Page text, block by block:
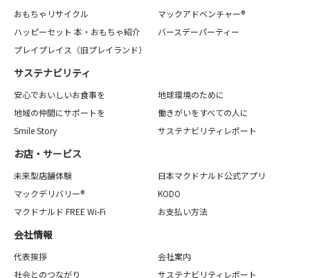
おもちゃリサイクル
マックアドベンチャー®
ハッピーセット 本・おもちゃ紹介
バースデーパーティー
プレイプレイス（旧プレイランド）
サステナビリティ
安心でおいしいお食事を
地球環境のために
地域の仲間にサポートを
働きがいをすべての人に
Smile Story
サステナビリティレポート
お店・サービス
未来型店舗体験
日本マクドナルド公式アプリ
マックデリバリー®
KODO
マクドナルド FREE Wi-Fi
お支払い方法
会社情報
代表挨拶
会社案内
社会とのつながり
サステナビリティレポート